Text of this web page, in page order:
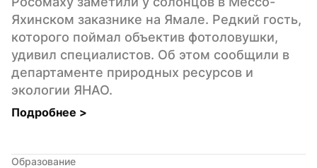
Яхинском заказнике на Ямале. Редкий гость,
которого поймал объектив фотоловушки,
удивил специалистов. Об этом сообщили в
департаменте природных ресурсов и
экологии ЯНАО.
Подробнее >
Образование